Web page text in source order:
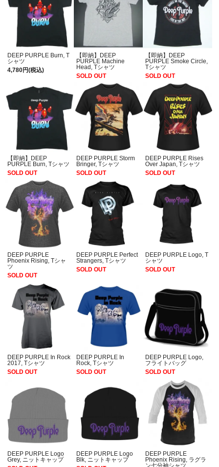
DEEP PURPLE Burn, T
シャツ
4,780円(税込)
【即納】DEEP
PURPLE Machine
Head, Tシャツ
SOLD OUT
【即納】DEEP
PURPLE Smoke Circle,
Tシャツ
SOLD OUT
【即納】DEEP
PURPLE Burn, Tシャツ
SOLD OUT
DEEP PURPLE Storm
Bringer, Tシャツ
SOLD OUT
DEEP PURPLE Rises
Over Japan, Tシャツ
SOLD OUT
DEEP PURPLE
Phoenix Rising, Tシャ
ツ
SOLD OUT
DEEP PURPLE Perfect
Strangers, Tシャツ
SOLD OUT
DEEP PURPLE Logo, T
シャツ
SOLD OUT
DEEP PURPLE In Rock
2017, Tシャツ
SOLD OUT
DEEP PURPLE In
Rock, Tシャツ
SOLD OUT
DEEP PURPLE Logo,
フライトバッグ
SOLD OUT
DEEP PURPLE Logo
Grey, ニットキャップ
DEEP PURPLE Logo
Blk, ニットキャップ
DEEP PURPLE
Phoenix Rising, ラグラ